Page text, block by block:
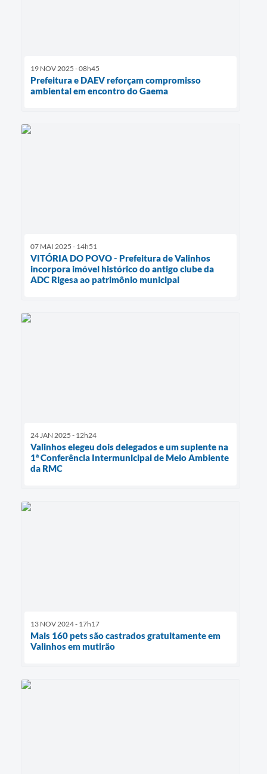
19 NOV 2025 - 08h45
Prefeitura e DAEV reforçam compromisso
ambiental em encontro do Gaema
07 MAI 2025 - 14h51
VITÓRIA DO POVO - Prefeitura de Valinhos
incorpora imóvel histórico do antigo clube da
ADC Rigesa ao patrimônio municipal
24 JAN 2025 - 12h24
Valinhos elegeu dois delegados e um suplente na
1ª Conferência Intermunicipal de Meio Ambiente
da RMC
13 NOV 2024 - 17h17
Mais 160 pets são castrados gratuitamente em
Valinhos em mutirão